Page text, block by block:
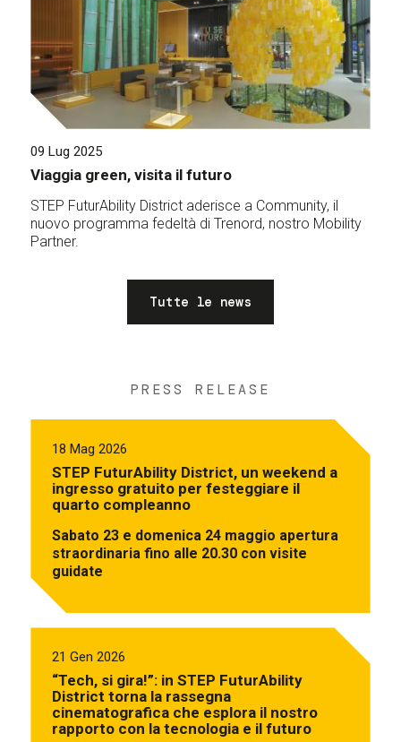
09 Lug 2025
Viaggia green, visita il futuro
STEP FuturAbility District aderisce a Community, il
nuovo programma fedeltà di Trenord, nostro Mobility
Partner.
Tutte le news
PRESS RELEASE
18 Mag 2026
STEP FuturAbility District, un weekend a
ingresso gratuito per festeggiare il
quarto compleanno
Sabato 23 e domenica 24 maggio apertura
straordinaria fino alle 20.30 con visite
guidate
21 Gen 2026
“Tech, si gira!”: in STEP FuturAbility
District torna la rassegna
cinematografica che esplora il nostro
rapporto con la tecnologia e il futuro